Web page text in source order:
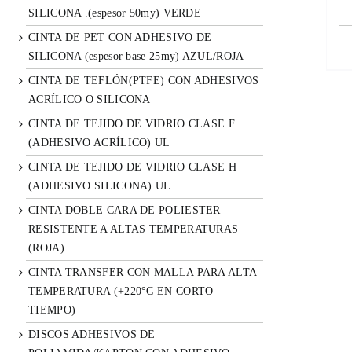
SILICONA .(espesor 50my) VERDE
CINTA DE PET CON ADHESIVO DE
SILICONA (espesor base 25my) AZUL/ROJA
CINTA DE TEFLÓN(PTFE) CON ADHESIVOS
ACRÍLICO O SILICONA
CINTA DE TEJIDO DE VIDRIO CLASE F
(ADHESIVO ACRÍLICO) UL
CINTA DE TEJIDO DE VIDRIO CLASE H
(ADHESIVO SILICONA) UL
CINTA DOBLE CARA DE POLIESTER
RESISTENTE A ALTAS TEMPERATURAS
(ROJA)
CINTA TRANSFER CON MALLA PARA ALTA
TEMPERATURA (+220°C EN CORTO
TIEMPO)
DISCOS ADHESIVOS DE